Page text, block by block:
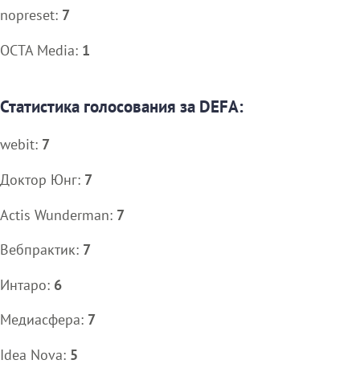
nopreset: 7
OCTA Media: 1
Статистика голосования за DEFA:
webit: 7
Доктор Юнг: 7
Actis Wunderman: 7
Вебпрактик: 7
Интаро: 6
Медиасфера: 7
Idea Nova: 5